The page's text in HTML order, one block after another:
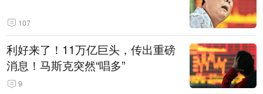
107
利好来了！11万亿巨头，传出重磅
消息！马斯克突然“唱多”
9